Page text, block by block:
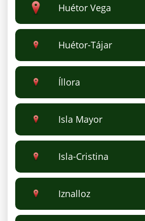
Huétor Vega
Huétor-Tájar
Íllora
Isla Mayor
Isla-Cristina
Iznalloz